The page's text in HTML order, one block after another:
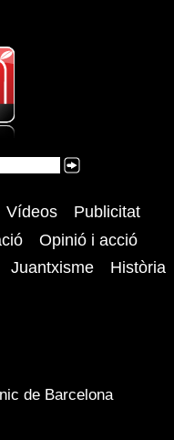
Vídeos
Publicitat
Opinió i acció
Juantxisme
Història
de Barcelona